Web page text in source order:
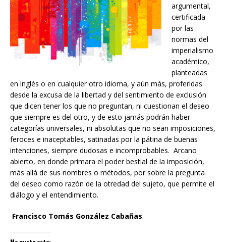
argumental,
certificada
por las
normas del
imperialismo
académico,
planteadas
en inglés o en cualquier otro idioma, y aún más, proferidas
desde la excusa de la libertad y del sentimiento de exclusión
que dicen tener los que no preguntan, ni cuestionan el deseo
que siempre es del otro, y de esto jamás podrán haber
categorías universales, ni absolutas que no sean imposiciones,
feroces e inaceptables, satinadas por la pátina de buenas
intenciones, siempre dudosas e incomprobables. Arcano
abierto, en donde primara el poder bestial de la imposición,
más allá de sus nombres o métodos, por sobre la pregunta
del deseo como razón de la otredad del sujeto, que permite el
diálogo y el entendimiento.
Francisco Tomás González Cabañas.